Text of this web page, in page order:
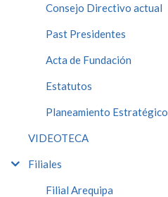
Consejo Directivo actual
Past Presidentes
Acta de Fundación
Estatutos
Planeamiento Estratégico
VIDEOTECA
Filiales
Filial Arequipa